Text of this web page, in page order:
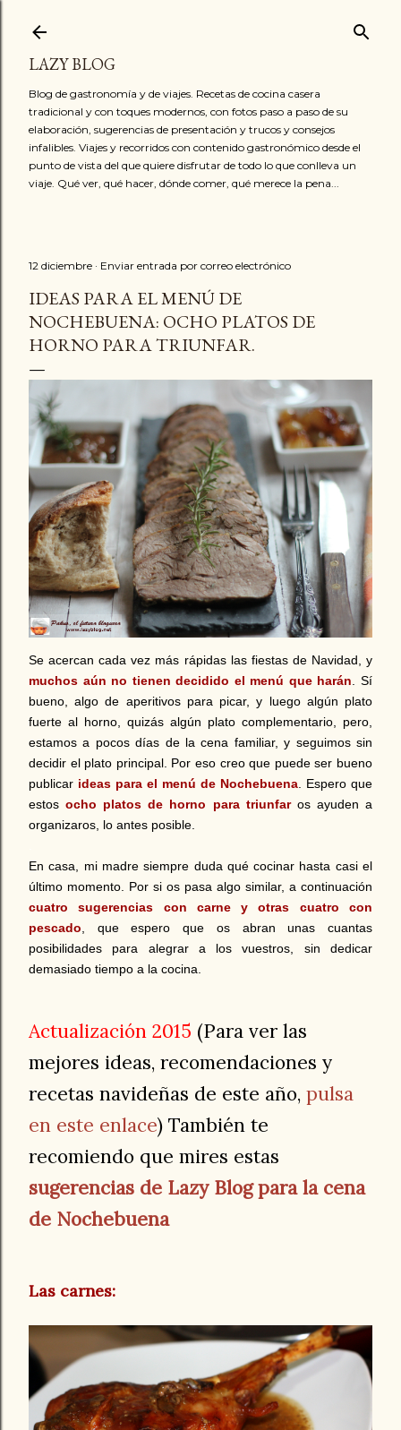
LAZY BLOG
Blog de gastronomía y de viajes. Recetas de cocina casera
tradicional y con toques modernos, con fotos paso a paso de su
elaboración, sugerencias de presentación y trucos y consejos
infalibles. Viajes y recorridos con contenido gastronómico desde el
punto de vista del que quiere disfrutar de todo lo que conlleva un
viaje. Qué ver, qué hacer, dónde comer, qué merece la pena...
12 diciembre Enviar entrada por correo electrónico
IDEAS PARA EL MENÚ DE
NOCHEBUENA: OCHO PLATOS DE
HORNO PARA TRIUNFAR.
Se acercan cada vez más rápidas las fiestas de Navidad, y
muchos aún no tienen decidido el menú que harán . Sí
bueno, algo de aperitivos para picar, y luego algún plato
fuerte al horno, quizás algún plato complementario, pero,
estamos a pocos días de la cena familiar, y seguimos sin
decidir el plato principal. Por eso creo que puede ser bueno
publicar ideas para el menú de Nochebuena . Espero que
estosocho platos de horno para triunfaros ayuden a
organizaros, lo antes posible.
En casa, mi madre siempre duda qué cocinar hasta casi el
último momento. Por si os pasa algo similar, a continuación
cuatro sugerencias con carne y otras cuatro con
pescado , que espero que os abran unas cuantas
posibilidades para alegrar a los vuestros, sin dedicar
demasiado tiempo a la cocina.
Actualización 2015 (Para ver las
mejores ideas, recomendaciones y
recetas navideñas de este año, pulsa
en este enlace) También te
recomiendo que mires estas
sugerencias de Lazy Blog para la cena
de Nochebuena
Las carnes: